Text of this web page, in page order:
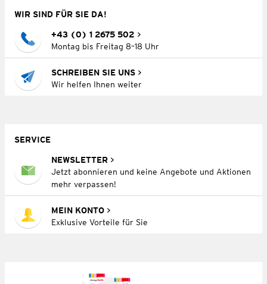
WIR SIND FÜR SIE DA!
+43 (0) 1 2675 502
Montag bis Freitag 8–18 Uhr
SCHREIBEN SIE UNS
Wir helfen Ihnen weiter
SERVICE
NEWSLETTER
Jetzt abonnieren und keine Angebote und Aktionen
mehr verpassen!
MEIN KONTO
Exklusive Vorteile für Sie